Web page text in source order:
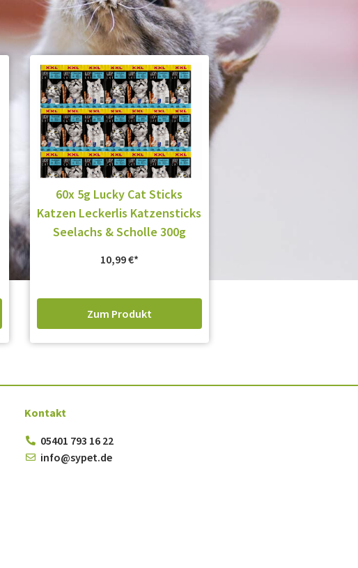
60x 5g Lucky Cat Sticks
Katzen Leckerlis Katzensticks
Seelachs & Scholle 300g
10,99€
Zum Produkt
Kontakt
05401 793 16 22
info@sypet.de